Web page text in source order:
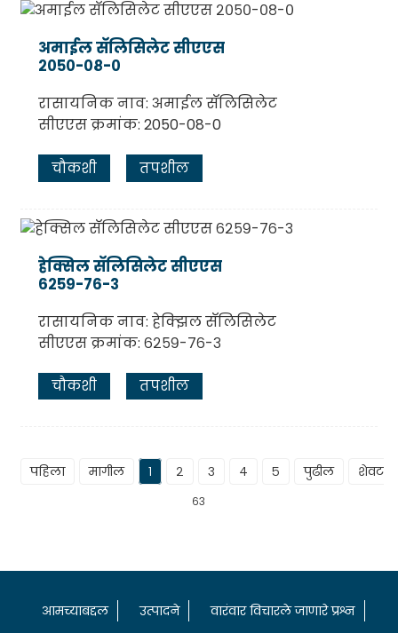
अमाईल सॅलिसिलेट सीएएस
२०५०-०८-०
रासायनिक नाव: अमाईल सॅलिसिलेट
सीएएस क्रमांक: 2050-08-0
चौकशी तपशील
हेक्सिल सॅलिसिलेट सीएएस
६२५९-७६-३
रासायनिक नाव: हेक्झिल सॅलिसिलेट
सीएएस क्रमांक: ६२५९-७६-३
चौकशी तपशील
पहिला मागील १ २ ३ ४ ५ पुढील शेवटचे
६३
आमच्याबद्दल उत्पादने
वारंवार विचारले जाणारे प्रश्न